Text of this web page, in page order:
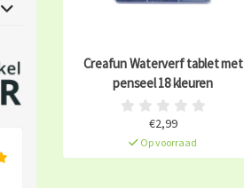
Creafun Waterverf tablet met
penseel 18 kleuren
€2,99
Op voorraad